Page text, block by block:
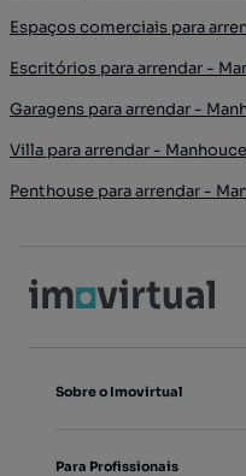
Espaços comerciais para
Escritórios para arrendar -
Garagens para arrendar -
Villa para arrendar - Manhouce
Penthouse para arrendar -
Sobre o Imovirtual
Para Profissionais